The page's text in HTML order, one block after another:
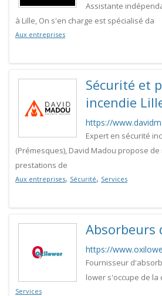
Assistante
à Lille, On s'en charge est spécialisé da
Aux entreprises
Sécurité et
incendie
https://
Expert en sécurité
(Prémesques), David Madou propose
prestations de
Aux entreprises, Sécurité, Services
Absorbeurs
https://
Fournisseur
lower s'occupe de la
Services